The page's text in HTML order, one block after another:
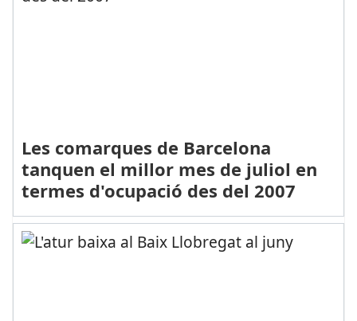
Les comarques de Barcelona
tanquen el millor mes de juliol en
termes d'ocupació des del 2007